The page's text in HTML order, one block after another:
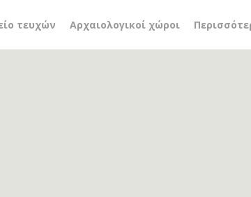
τευχών Αρχαιολογικοί χώροι
Space Project